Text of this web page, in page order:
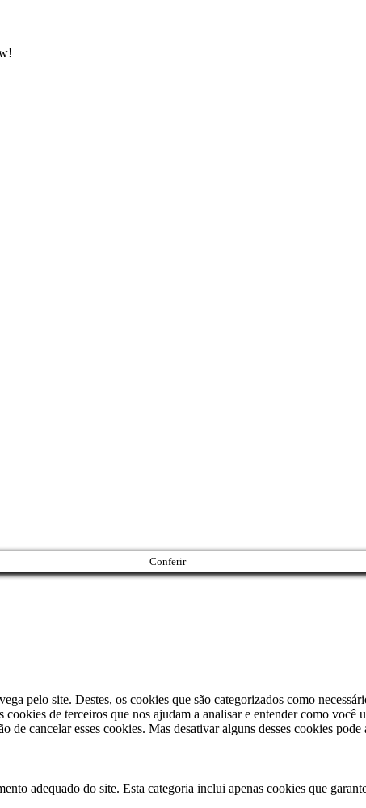
Conferir
pelo site. Destes, os cookies que são categorizados como
de terceiros que nos ajudam a analisar e entender como você
de cancelar esses cookies. Mas desativar alguns desses cookies
adequado do site. Esta categoria inclui apenas cookies que